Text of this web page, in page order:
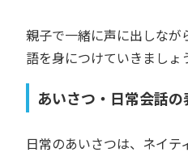
親子で一緒に声に出しなが
語を身につけていきましょ
あいさつ・日常会話の
日常のあいさつは、ネイテ